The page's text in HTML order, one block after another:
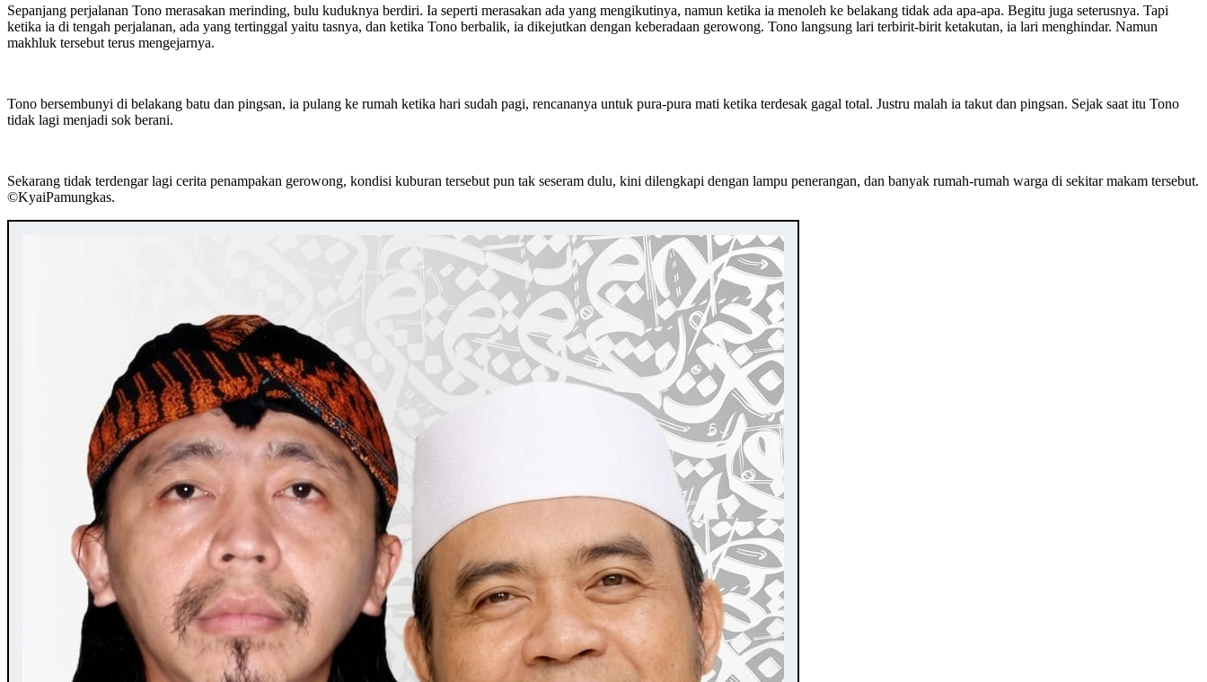
Sepanjang perjalanan Tono merasakan merinding, bulu kuduknya berdiri. Ia seperti merasakan ada yang mengikutinya, namun ketika ia menoleh ke belakang tidak ada apa-apa. Begitu juga seterusnya. Tapi
ketika ia di tengah perjalanan, ada yang tertinggal yaitu tasnya, dan ketika Tono berbalik, ia dikejutkan dengan keberadaan gerowong. Tono langsung lari terbirit-birit ketakutan, ia lari menghindar. Namun
makhluk tersebut terus mengejarnya.
Tono bersembunyi di belakang batu dan pingsan, ia pulang ke rumah ketika hari sudah pagi, rencananya untuk pura-pura mati ketika terdesak gagal total. Justru malah ia takut dan pingsan. Sejak saat itu Tono
tidak lagi menjadi sok berani.
Sekarang tidak terdengar lagi cerita penampakan gerowong, kondisi kuburan tersebut pun tak seseram dulu, kini dilengkapi dengan lampu penerangan, dan banyak rumah-rumah warga di sekitar makam tersebut.
©️KyaiPamungkas.